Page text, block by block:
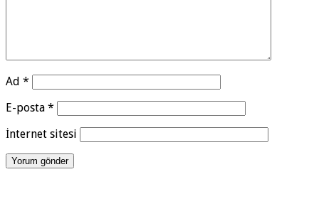
Ad *
E-posta *
İnternet sitesi